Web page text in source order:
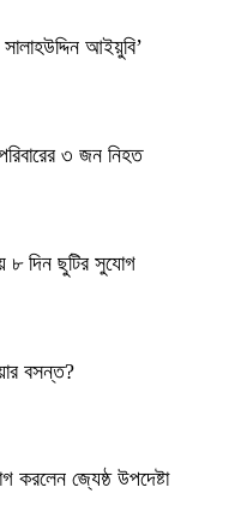
আইয়ুবি’
৩ জন নিহত
৮ দিন ছুটির সুযোগ
বসন্ত?
করলেন জ্যেষ্ঠ উপদেষ্টা